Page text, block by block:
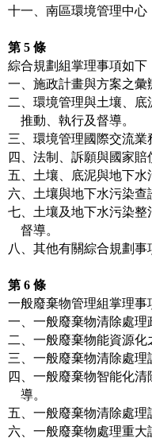
十一、南區環境管理中心
第 5 條
綜合規劃組掌理事項如下
一、施政計畫與方案之彙
二、環境管理與土壤、底
三、環境管理國際交流業
四、法制、訴願與國家賠
五、土壤、底泥與地下水
六、土壤與地下水污染查
七、土壤及地下水污染整
八、其他有關綜合規劃事
第 6 條
一般廢棄物管理組掌理事
一、一般廢棄物清除處理
二、一般廢棄物能資源化
三、一般廢棄物清除處理
四、一般廢棄物智能化
五、一般廢棄物清除處理
六、一般廢棄物處理重大